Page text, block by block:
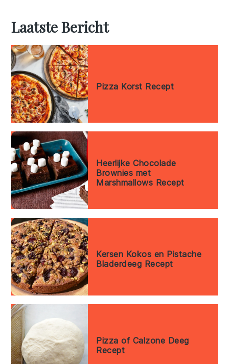
Laatste Bericht
Pizza Korst Recept
Heerlijke Chocolade
Brownies met
Marshmallows Recept
Kersen Kokos en Pistache
Bladerdeeg Recept
Pizza of Calzone Deeg
Recept